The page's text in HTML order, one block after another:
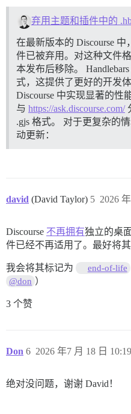
弃用主题和插件中的
在最新版本的 Discourse
件已被弃用。对这种文件
本发布后移除。
式，这提供了更好的开发
Discourse 中实现显著的性
与 https://ask.discourse.com/
.gjs 格式。 对于更复杂的
动更新：
david (David Taylor) 2026
5
Discourse 不再拥有独立的桌
件已经不再适用了。最好将
我会将其标记为 end-of-life
@don ）
3 个赞
Don 2026 年7 月 18 日 10:19
6
绝对没问题，谢谢 David！